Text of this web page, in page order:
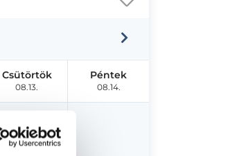
Csütörtök
08.13.
Péntek
08.14.